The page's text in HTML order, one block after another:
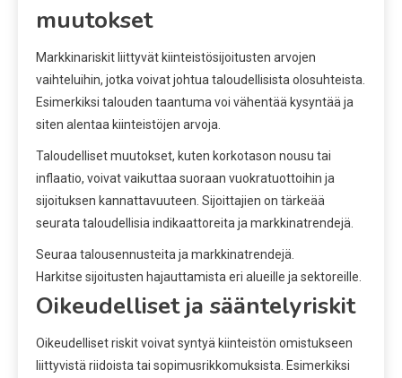
muutokset
Markkinariskit liittyvät kiinteistösijoitusten arvojen
vaihteluihin, jotka voivat johtua taloudellisista olosuhteista.
Esimerkiksi talouden taantuma voi vähentää kysyntää ja
siten alentaa kiinteistöjen arvoja.
Taloudelliset muutokset, kuten korkotason nousu tai
inflaatio, voivat vaikuttaa suoraan vuokratuottoihin ja
sijoituksen kannattavuuteen. Sijoittajien on tärkeää
seurata taloudellisia indikaattoreita ja markkinatrendejä.
Seuraa talousennusteita ja markkinatrendejä.
Harkitse sijoitusten hajauttamista eri alueille ja sektoreille.
Oikeudelliset ja sääntelyriskit
Oikeudelliset riskit voivat syntyä kiinteistön omistukseen
liittyvistä riidoista tai sopimusrikkomuksista. Esimerkiksi